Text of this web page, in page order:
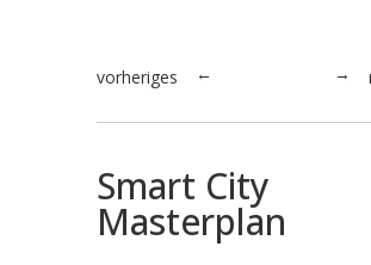
←
vorheriges →
Smart City
Masterplan